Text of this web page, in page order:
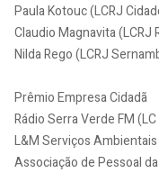
Paula Kotouc (LCRJ
Claudio Magnavita
Nilda Rego (LCRJ
Prêmio Empresa Cidadã
Rádio Serra Verde FM
L&M Serviços
Associação de Pessoal